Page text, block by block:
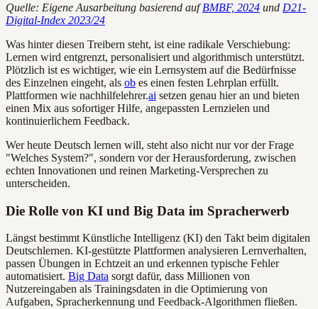
Quelle: Eigene Ausarbeitung basierend aufBMBF, 2024 und D21-
Digital-Index 2023/24
Was hinter diesen Treibern steht, ist eine radikale Verschiebung:
Lernen wird entgrenzt, personalisiert und algorithmisch unterstützt.
Plötzlich ist es wichtiger, wie ein Lernsystem auf die Bedürfnisse
des Einzelnen eingeht, als ob es einen festen Lehrplan erfüllt.
Plattformen wie nachhilfelehrer.ai setzen genau hier an und bieten
einen Mix aus sofortiger Hilfe, angepassten Lernzielen und
kontinuierlichem Feedback.
Wer heute Deutsch lernen will, steht also nicht nur vor der Frage
"Welches System?", sondern vor der Herausforderung, zwischen
echten Innovationen und reinen Marketing-Versprechen zu
unterscheiden.
Die Rolle von KI und Big Data im Spracherwerb
Längst bestimmt Künstliche Intelligenz (KI) den Takt beim digitalen
Deutschlernen. KI-gestützte Plattformen analysieren Lernverhalten,
passen Übungen in Echtzeit an und erkennen typische Fehler
automatisiert. Big Data sorgt dafür, dass Millionen von
Nutzereingaben als Trainingsdaten in die Optimierung von
Aufgaben, Spracherkennung und Feedback-Algorithmen fließen.